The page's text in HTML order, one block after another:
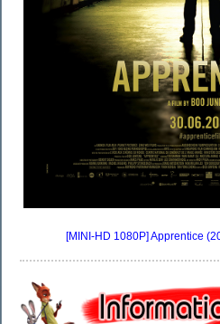
[MINI-HD 1080P] Apprentice